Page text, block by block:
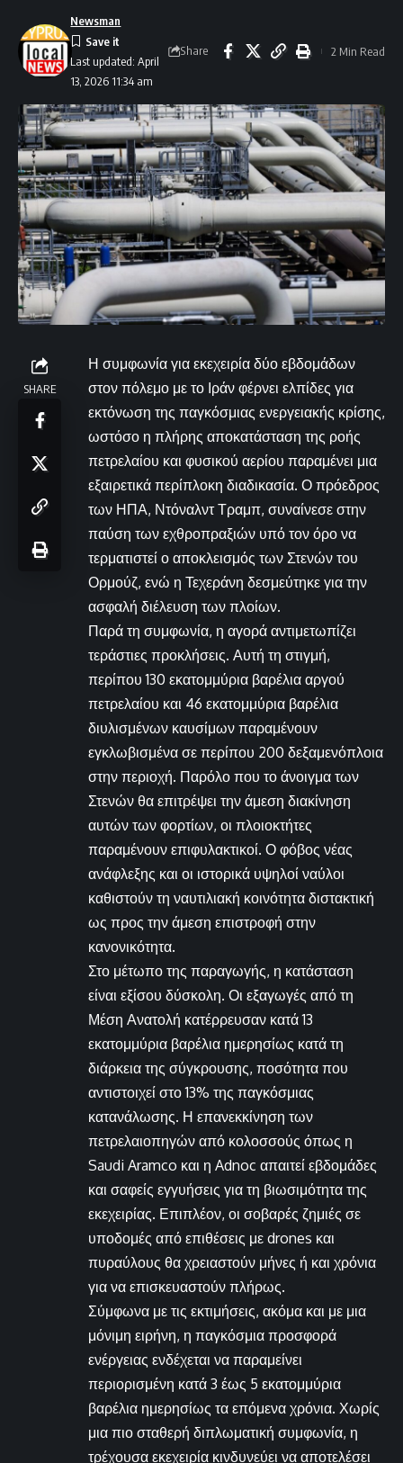
Last updated: April
13, 2026 11:34 am
Newsman
Share 2 Min Read
SHARE
Η συμφωνία για εκεχειρία δύο εβδομάδων
στον πόλεμο με το Ιράν φέρνει ελπίδες για
εκτόνωση της παγκόσμιας ενεργειακής κρίσης,
ωστόσο η πλήρης αποκατάσταση της ροής
πετρελαίου και φυσικού αερίου παραμένει μια
εξαιρετικά περίπλοκη διαδικασία. Ο πρόεδρος
των ΗΠΑ, Ντόναλντ Τραμπ, συναίνεσε στην
παύση των εχθροπραξιών υπό τον όρο να
τερματιστεί ο αποκλεισμός των Στενών του
Ορμούζ, ενώ η Τεχεράνη δεσμεύτηκε για την
ασφαλή διέλευση των πλοίων.
Παρά τη συμφωνία, η αγορά αντιμετωπίζει
τεράστιες προκλήσεις. Αυτή τη στιγμή,
περίπου 130 εκατομμύρια βαρέλια αργού
πετρελαίου και 46 εκατομμύρια βαρέλια
διυλισμένων καυσίμων παραμένουν
εγκλωβισμένα σε περίπου 200 δεξαμενόπλοια
στην περιοχή. Παρόλο που το άνοιγμα των
Στενών θα επιτρέψει την άμεση διακίνηση
αυτών των φορτίων, οι πλοιοκτήτες
παραμένουν επιφυλακτικοί. Ο φόβος νέας
ανάφλεξης και οι ιστορικά υψηλοί ναύλοι
καθιστούν τη ναυτιλιακή κοινότητα διστακτική
ως προς την άμεση επιστροφή στην
κανονικότητα.
Στο μέτωπο της παραγωγής, η κατάσταση
είναι εξίσου δύσκολη. Οι εξαγωγές από τη
Μέση Ανατολή κατέρρευσαν κατά 13
εκατομμύρια βαρέλια ημερησίως κατά τη
διάρκεια της σύγκρουσης, ποσότητα που
αντιστοιχεί στο 13% της παγκόσμιας
κατανάλωσης. Η επανεκκίνηση των
πετρελαιοπηγών από κολοσσούς όπως η
Saudi Aramco και η Adnoc απαιτεί εβδομάδες
και σαφείς εγγυήσεις για τη βιωσιμότητα της
εκεχειρίας. Επιπλέον, οι σοβαρές ζημιές σε
υποδομές από επιθέσεις με drones και
πυραύλους θα χρειαστούν μήνες ή και χρόνια
για να επισκευαστούν πλήρως.
Σύμφωνα με τις εκτιμήσεις, ακόμα και με μια
μόνιμη ειρήνη, η παγκόσμια προσφορά
ενέργειας ενδέχεται να παραμείνει
περιορισμένη κατά 3 έως 5 εκατομμύρια
βαρέλια ημερησίως τα επόμενα χρόνια. Χωρίς
μια πιο σταθερή διπλωματική συμφωνία, η
τρέχουσα εκεχειρία κινδυνεύει να αποτελέσει